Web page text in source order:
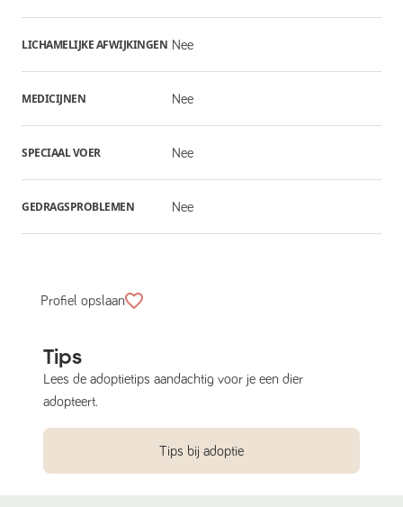
LICHAMELIJKE AFWIJKINGEN Nee
MEDICIJNEN Nee
SPECIAAL VOER Nee
GEDRAGSPROBLEMEN Nee
Profiel opslaan
Tips
Lees de adoptietips aandachtig voor je een dier
adopteert.
Tips bij adoptie